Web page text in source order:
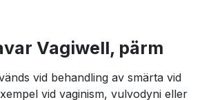
Vagiwell, pärm
vid behandling av smärta vid
vid vaginism, vulvodyni eller